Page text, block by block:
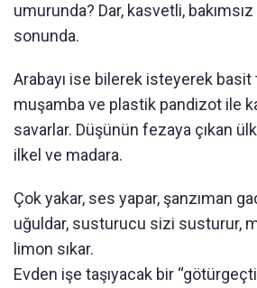
umurunda? Dar, kasvetli,
sonunda.
Arabayı ise bilerek isteyerek
muşamba ve plastik pandizot ile
savarlar. Düşünün fezaya çıkan
ilkel ve madara.
Çok yakar, ses yapar, şanzıman
uğuldar, susturucu sizi susturur,
limon sıkar.
Evden işe taşıyacak bir